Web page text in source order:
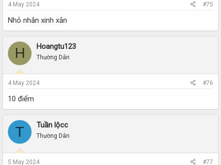
4 May 2024 #75
Nhỏ nhắn xinh xắn
H Hoangtu123
Thường Dân
4 May 2024 #76
10 điểm
T Tuần lộcc
Thường Dân
5 May 2024 #77